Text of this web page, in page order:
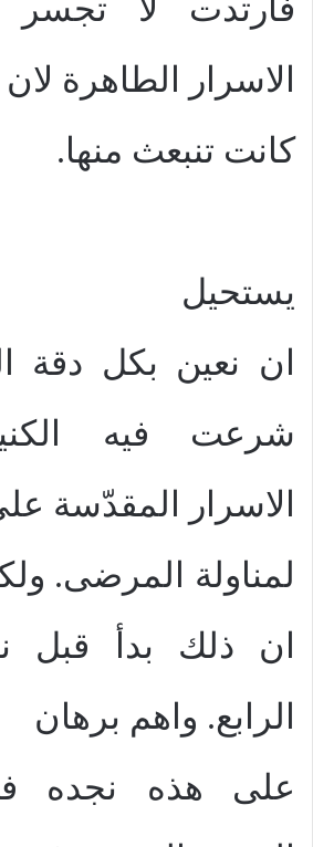
فارتدت لا
الاسرار الطاهرة لان
كانت تنبعث منها.
يستحيل
ان نعين بكل دقة
شرعت فيه
الاسرار المقدّسة
لمناولة المرضى.
ان ذلك بدأ قبل
الرابع. واهم برهان
على هذه نجده